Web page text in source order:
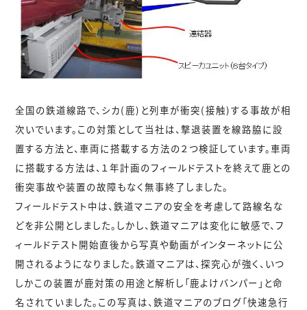
全国の鉄道線路で、シカ(鹿)と列車が衝突(接触)する事故が相
次いでいます。この対策として当社は、撃退装置を線路脇に設
置する方法と、車両に搭載する方法の２つ検証しています。車両
に搭載する方法は、１年計画のフィールドテストを終えて鹿との
衝突事故や装置の故障もなく無事終了しました。
フィールドテスト中は、鉄道マニアの安全を考慮して路線名な
どを非公開としました。しかし、鉄道マニアは変化に敏感で、フ
ィールドテスト開始直後から写真や動画がインターネットに公
開されるようになりました。鉄道マニアは、探究心が強く、いつ
しかこの装置が鹿対策の用途と解析し「鹿よけバンパー」と命
名されていました。この写真は、鉄道マニアのブログ「快速急行